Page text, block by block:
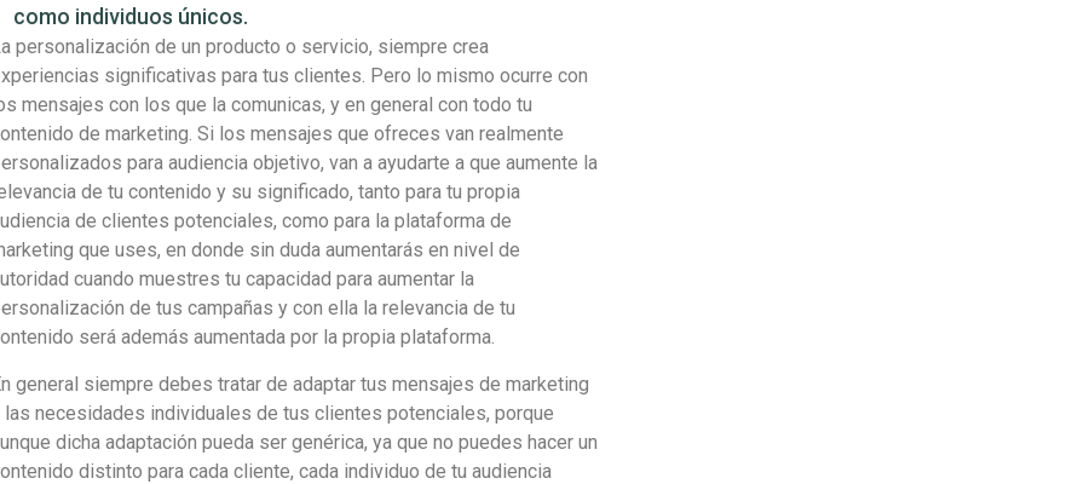
como individuos únicos.
personalización de un producto o servicio, siempre crea
significativas para tus clientes. Pero lo mismo ocurre con
mensajes con los que la comunicas, y en general con todo tu
de marketing. Si los mensajes que ofreces van realmente
para audiencia objetivo, van a ayudarte a que aumente la
de tu contenido y su significado, tanto para tu propia
de clientes potenciales, como para la plataforma de
que uses, en donde sin duda aumentarás en nivel de
cuando muestres tu capacidad para aumentar la
de tus campañas y con ella la relevancia de tu
será además aumentada por la propia plataforma.
general siempre debes tratar de adaptar tus mensajes de marketing
las necesidades individuales de tus clientes potenciales, porque
dicha adaptación pueda ser genérica, ya que no puedes hacer un
distinto para cada cliente, cada individuo de tu audiencia